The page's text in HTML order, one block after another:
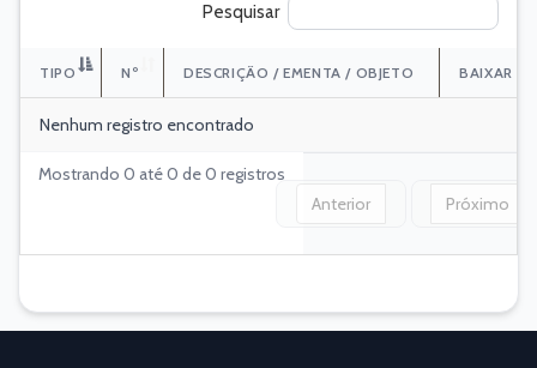
Pesquisar
TIPO Nº DESCRIÇÃO / EMENTA / OBJETO BAIXAR
Nenhum registro encontrado
Mostrando 0 até 0 de 0 registros
Anterior
Próximo